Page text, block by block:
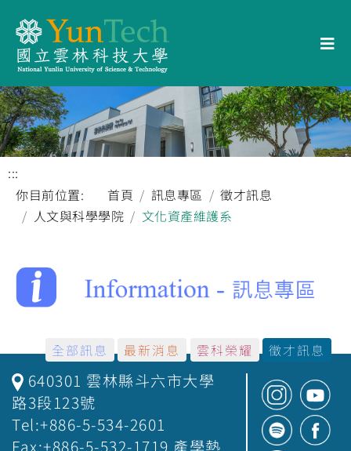
:::
你目前位置:
首頁 訊息專區
徵才訊息
人文與科學學院
文化資產維護系
全部訊息 最新消息 雲科榮耀 徵才訊息
640301 雲林縣斗六市大學
路3段123號
Tel:+886-5-534-2601
Fax:+886-5-532-1719 產學熱